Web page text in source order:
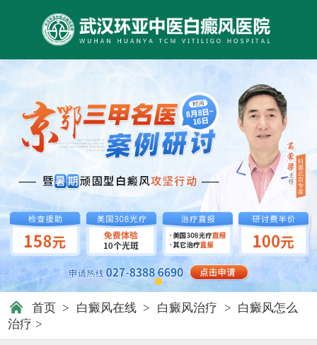
首页 > 白癜风在线 > 白癜风治疗 > 白癜风怎么
治疗 >